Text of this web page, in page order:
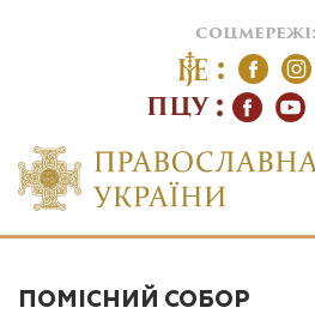
соцмережі:
ПЦУ
ПОМІСНИЙ СОБОР